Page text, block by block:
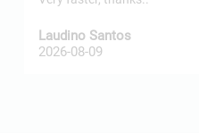
Laudino Santos
2026-08-09